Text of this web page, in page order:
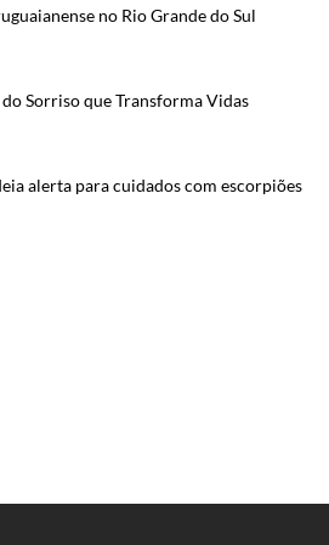
no Rio Grande do Sul
Sorriso que Transforma Vidas
alerta para cuidados com escorpiões